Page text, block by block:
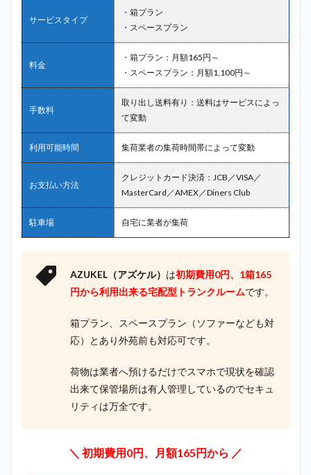
サービスタイプ
・箱プラン
・スペースプラン
料金
・箱プラン：月額165円～
・スペースプラン：月額1,100円～
手数料
取り出し送料有り：送料はサービスによっ
て変動
利用可能時間 集荷業者の集荷時間帯によって変動
お支払い方法
クレジットカード決済：JCB／VISA／
MasterCard／AMEX／Diners Club
駐車場 自宅に業者が集荷
AZUKEL（アズケル） は初期費用0円、1箱165
円から利用出来る宅配型トランクルームです。
箱プラン、スペースプラン（ソファーなども対
応）とあり外苑前も対応可です。
荷物は業者へ預けるだけでスマホで現状を確認
出来て保管場所は有人管理しているのでセキュ
リティは万全です。
＼ 初期費用0円、月額165円から ／